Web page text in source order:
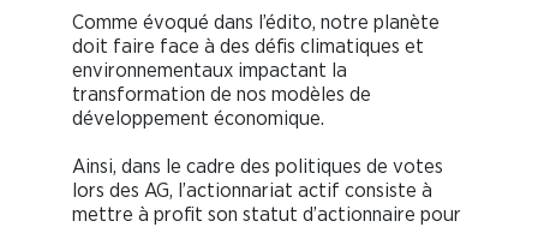
Comme évoqué dans l’édito, notre planète
doit faire face à des défis climatiques et
environnementaux impactant la
transformation de nos modèles de
développement économique.
Ainsi, dans le cadre des politiques de votes
lors des AG, l’actionnariat actif consiste à
mettre à profit son statut d’actionnaire pour